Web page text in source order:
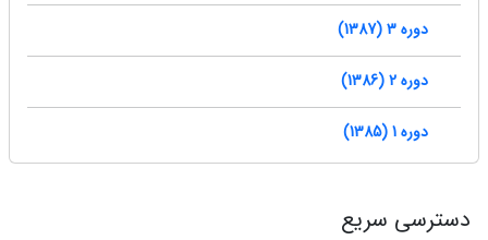
دوره 3 (1387)
دوره 2 (1386)
دوره 1 (1385)
دسترسی سریع